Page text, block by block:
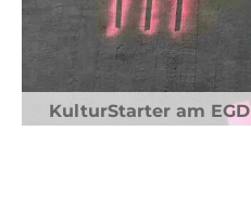
KulturStarter am EGD